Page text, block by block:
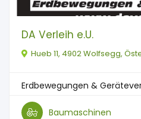
DA Verleih e.U.
Hueb 11, 4902 Wolfsegg,
Erdbewegungen &
Baumaschinen